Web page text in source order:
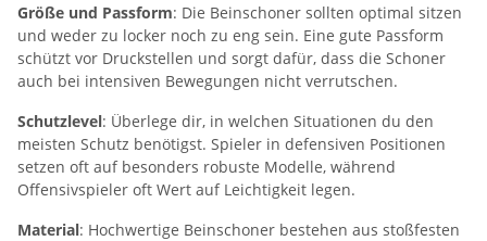
Größe und Passform: Die Beinschoner sollten optimal sitzen
und weder zu locker noch zu eng sein. Eine gute Passform
schützt vor Druckstellen und sorgt dafür, dass die Schoner
auch bei intensiven Bewegungen nicht verrutschen.
Schutzlevel: Überlege dir, in welchen Situationen du den
meisten Schutz benötigst. Spieler in defensiven Positionen
setzen oft auf besonders robuste Modelle, während
Offensivspieler oft Wert auf Leichtigkeit legen.
Material: Hochwertige Beinschoner bestehen aus stoßfesten